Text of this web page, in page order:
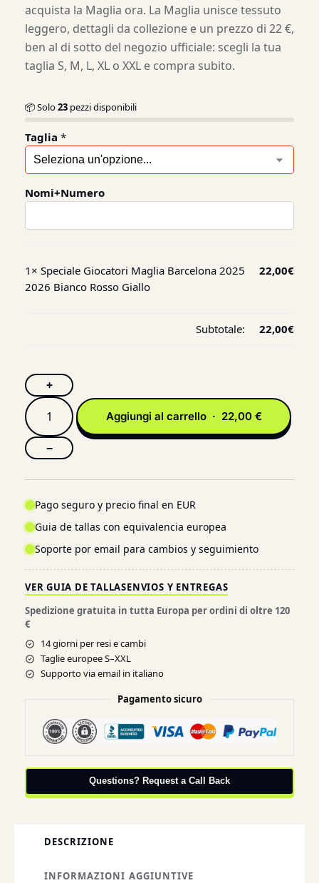
acquista la Maglia ora. La Maglia unisce tessuto
leggero, dettagli da collezione e un prezzo di 22 €,
ben al di sotto del negozio ufficiale: scegli la tua
taglia S, M, L, XL o XXL e compra subito.
📦 Solo23 pezzi disponibili
Taglia *
Nomi+Numero
1× Speciale Giocatori Maglia Barcelona 2025
2026 Bianco Rosso Giallo
22,00€
Subtotale: 22,00€
+
−
Aggiungi al carrello · 22,00 €
Pago seguro y precio final en EUR
Guia de tallas con equivalencia europea
Soporte por email para cambios y seguimiento
VER GUIA DE TALLASENVIOS Y ENTREGAS
Spedizione gratuita in tutta Europa per ordini di oltre 120
€
14 giorni per resi e cambi
Taglie europee S–XXL
Supporto via email in italiano
Pagamento sicuro
Questions? Request a Call Back
DESCRIZIONE
INFORMAZIONI AGGIUNTIVE